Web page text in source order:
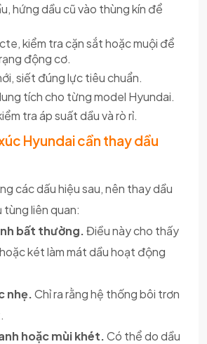
hứng dầu cũ vào thùng kín để
kiểm tra cặn sắt hoặc muội để
động cơ.
siết đúng lực tiêu chuẩn.
tích cho từng model Hyundai.
tra áp suất dầu và rò rỉ.
Hyundai cần thay dầu
các dấu hiệu sau, nên thay dầu
tùng liên quan:
bất thường.Điều này cho thấy
két làm mát dầu hoạt động
nhẹ.Chỉ ra rằng hệ thống bôi trơn
hoặc mùi khét.Có thể do dầu